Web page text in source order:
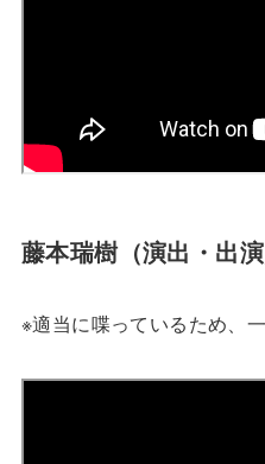
藤本瑞樹（演出・出
※適当に喋っているため、